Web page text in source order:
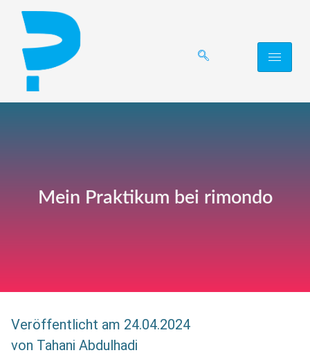
Mein Praktikum bei rimondo
Veröffentlicht am 24.04.2024
von Tahani Abdulhadi